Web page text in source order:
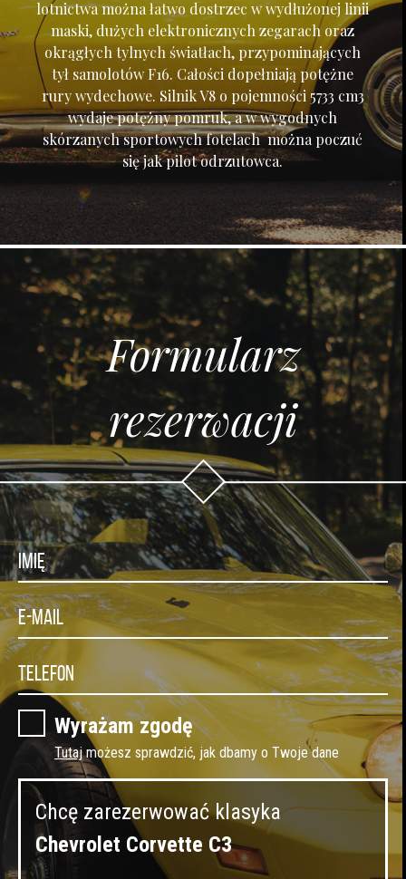
lotnictwa można łatwo dostrzec w wydłużonej linii
maski, dużych elektronicznych zegarach oraz
okrągłych tylnych światłach, przypominających
tył samolotów F16. Całości dopełniają potężne
rury wydechowe. Silnik V8 o pojemności 5733 cm3
wydaje potężny pomruk, a w wygodnych
skórzanych sportowych fotelach można poczuć
się jak pilot odrzutowca.
Formularz
rezerwacji
Wyrażam zgodę
Tutajmożesz sprawdzić, jak dbamy o Twoje dane
Chcę zarezerwować klasyka
Chevrolet Corvette C3